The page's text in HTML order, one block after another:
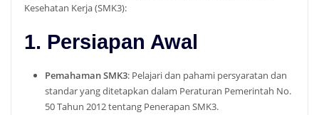
Kesehatan Kerja (SMK3):
1. Persiapan Awal
Pemahaman SMK3: Pelajari dan pahami persyaratan dan
standar yang ditetapkan dalam Peraturan Pemerintah No.
50 Tahun 2012 tentang Penerapan SMK3.